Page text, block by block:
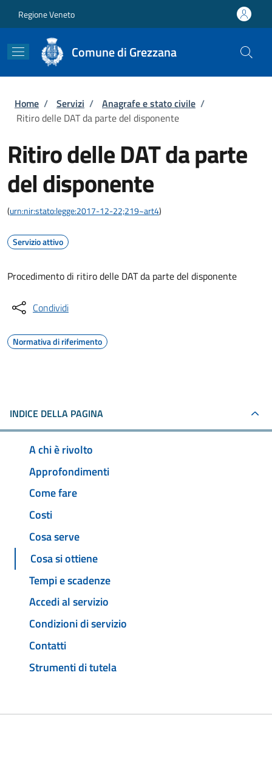
Regione Veneto
Comune di Grezzana
Briciole di pane
Home / Servizi / Anagrafe e stato civile /
Ritiro delle DAT da parte del disponente
Ritiro delle DAT da parte
del disponente
(urn:nir:stato:legge:2017-12-22;219~art4)
Servizio attivo
Procedimento di ritiro delle DAT da parte del disponente
Condividi
Normativa di riferimento
INDICE DELLA PAGINA
A chi è rivolto
Approfondimenti
Come fare
Costi
Cosa serve
Cosa si ottiene
Tempi e scadenze
Accedi al servizio
Condizioni di servizio
Contatti
Strumenti di tutela